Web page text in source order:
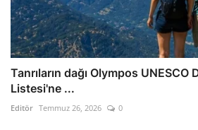
Tanrıların dağı Olympos UNESCO
Listesi'ne ...
Editör Temmuz 26, 2026 0